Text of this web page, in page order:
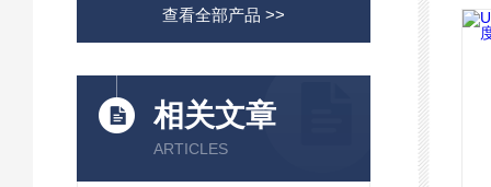
查看全部产品 >>
相关文章
ARTICLES